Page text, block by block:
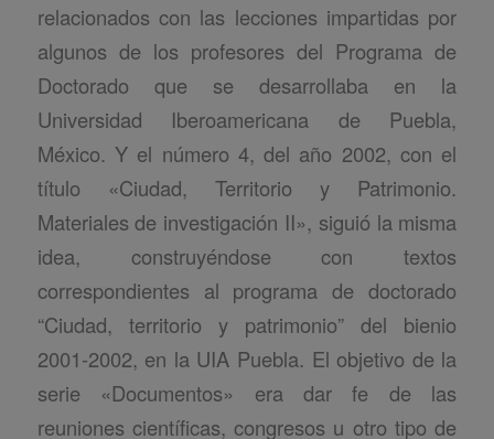
relacionados con las lecciones impartidas por
algunos de los profesores del Programa de
Doctorado que se desarrollaba en la
Universidad Iberoamericana de Puebla,
México. Y el número 4, del año 2002, con el
título «Ciudad, Territorio y Patrimonio.
Materiales de investigación II», siguió la misma
idea, construyéndose con textos
correspondientes al programa de doctorado
“Ciudad, territorio y patrimonio” del bienio
2001-2002, en la UIA Puebla. El objetivo de la
serie «Documentos» era dar fe de las
reuniones científicas, congresos u otro tipo de